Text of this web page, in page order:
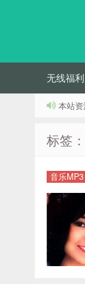
无线福利
本站
标签
音乐MP3